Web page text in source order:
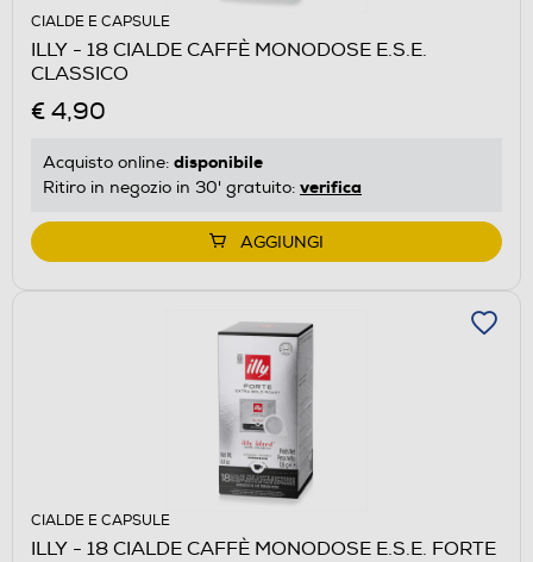
CIALDE E CAPSULE
ILLY - 18 CIALDE CAFFÈ MONODOSE E.S.E.
CLASSICO
€ 4,90
Acquisto online: disponibile
Ritiro in negozio in 30' gratuito: verifica
AGGIUNGI
CIALDE E CAPSULE
ILLY - 18 CIALDE CAFFÈ MONODOSE E.S.E. FORTE